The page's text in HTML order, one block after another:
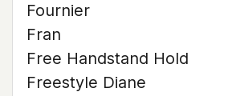
Fournier
Fran
Free Handstand Hold
Freestyle Diane